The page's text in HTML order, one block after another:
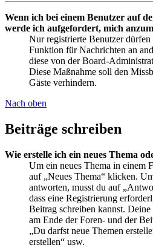
Wenn ich bei einem Benutzer auf
werde ich aufgefordert, mich
Nur registrierte Benutzer
Funktion für Nachrichten an
diese von der Board-
Diese Maßnahme soll den
Gäste verhindern.
Nach oben
Beiträge schreiben
Wie erstelle ich ein neues Thema
Um ein neues Thema in einem
auf „Neues Thema“ klicken.
antworten, musst du auf
dass eine Registrierung
Beitrag schreiben kannst.
am Ende der Foren- und der
„Du darfst neue Themen
erstellen“ usw.